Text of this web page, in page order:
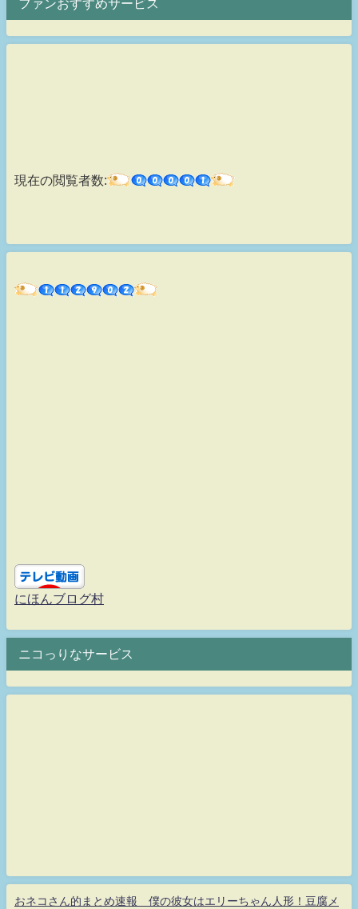
ファンおすすめサービス
現在の閲覧者数:
にほんブログ村
ニコっりなサービス
おネコさん的まとめ速報 僕の彼女はエリーちゃん人形！豆腐メ